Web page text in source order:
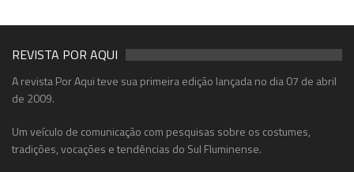
REVISTA POR AQUI
A revista Por Aqui teve sua primeira edição lançada no dia 07 de abril
de 2009.
Um veículo de comunicação com pesquisas sobre os costumes,
tradições, vocações e tendências do Sul Fluminense.